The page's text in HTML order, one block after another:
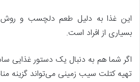
این غذا به دلیل طعم دلچسب و روش
بسیاری از افراد است.
اگر شما هم به دنبال یک دستور غذایی
تهیه کتلت سیب زمینی می‌تواند گزینه